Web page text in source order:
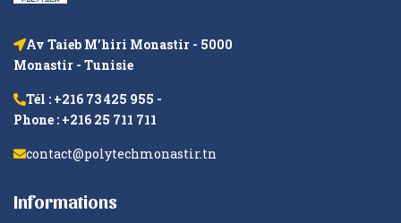
Av Taieb M’hiri Monastir - 5000
Monastir - Tunisie
Tél : +216 73 425 955 -
Phone : +216 25 711 711
contact@polytechmonastir.tn
Informations